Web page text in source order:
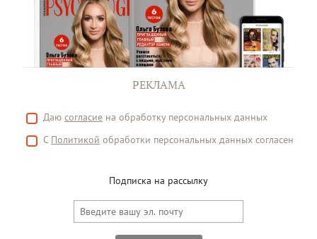
РЕКЛАМА
Даю согласие на обработку персональных данных
С Политикой обработки персональных данных согласен
Подписка на рассылку